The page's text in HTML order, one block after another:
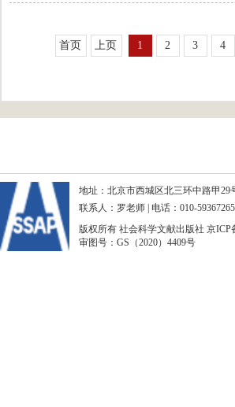
首页 上页 1 2 3 4
地址：北京市西城区北三环中路甲29
联系人：罗老师 | 电话：010-
版权所有 社会科学文献出版社 京ICP
审图号：GS（2020）4409号